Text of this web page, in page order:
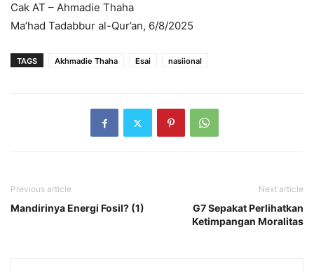
Cak AT – Ahmadie Thaha
Ma’had Tadabbur al-Qur’an, 6/8/2025
TAGS Akhmadie Thaha Esai nasiional
Previous article
Mandirinya Energi Fosil? (1)
Next article
G7 Sepakat Perlihatkan
Ketimpangan Moralitas